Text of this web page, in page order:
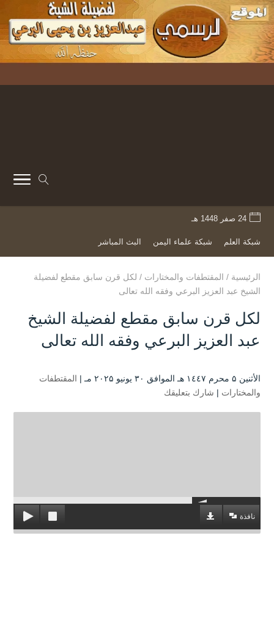
24 صفر 1448 هـ
شبكة العلم شبكة علماء اليمن البث المباشر
الرئيسية / المقتطفات والمختارات / لكل قرن سابق مقطع لفضيلة
الشيخ عبد العزيز البرعي وفقه الله تعالى
لكل قرن سابق مقطع لفضيلة الشيخ
عبد العزيز البرعي وفقه الله تعالى
الأثنين ۵ محرم ۱٤٤۷ هـ الموافق ۳۰ يونيو ۲۰۲۵ مـ |
المقتطفات
والمختارات | شارك بتعليقك
نافذة